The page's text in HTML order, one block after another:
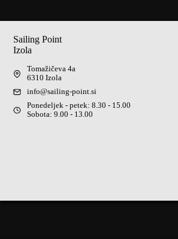
Sailing Point
Izola
Tomažičeva 4a
6310 Izola
info@sailing-point.si
Ponedeljek - petek: 8.30 - 15.00
Sobota: 9.00 - 13.00